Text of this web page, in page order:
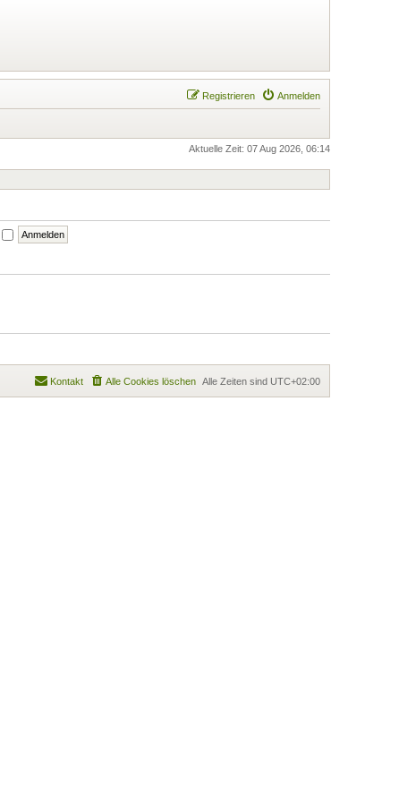
Anmelden
Registrieren
Aktuelle Zeit: 07 Aug 2026, 06:14
Alle Zeiten sind UTC+02:00
Alle Cookies löschen
Kontakt